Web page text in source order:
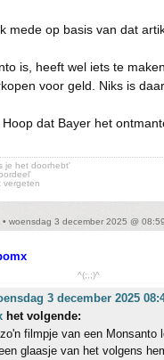
mede op basis van dat
is, heeft wel iets te
voor geld. Niks is
dat Bayer het
je het doorhebt'
vergeten
• woensdag 3 december 2025 @
^(;,;)^
3 december 2025
het volgende:
filmpje van een Monsanto
glaasje van het volgens